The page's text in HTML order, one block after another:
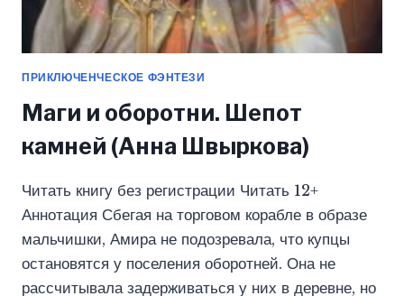
ПРИКЛЮЧЕНЧЕСКОЕ ФЭНТЕЗИ
Маги и оборотни. Шепот
камней (Анна Швыркова)
Читать книгу без регистрации Читать 12+
Аннотация Сбегая на торговом корабле в образе
мальчишки, Амира не подозревала, что купцы
остановятся у поселения оборотней. Она не
рассчитывала задерживаться у них в деревне, но